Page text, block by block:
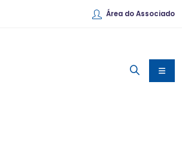
Área do Associado